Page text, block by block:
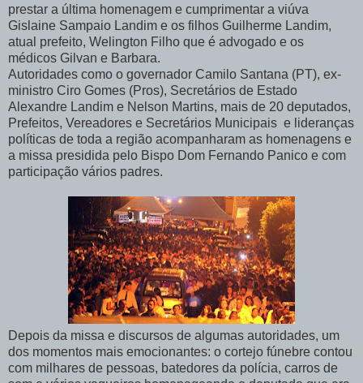
prestar a última homenagem e cumprimentar a viúva
Gislaine Sampaio Landim e os filhos Guilherme Landim,
atual prefeito, Welington Filho que é advogado e os
médicos Gilvan e Barbara.
Autoridades como o governador Camilo Santana (PT), ex-
ministro Ciro Gomes (Pros), Secretários de Estado
Alexandre Landim e Nelson Martins, mais de 20 deputados,
Prefeitos, Vereadores e Secretários Municipais e lideranças
políticas de toda a região acompanharam as homenagens e
a missa presidida pelo Bispo Dom Fernando Panico e com
participação vários padres.
Depois da missa e discursos de algumas autoridades, um
dos momentos mais emocionantes: o cortejo fúnebre contou
com milhares de pessoas, batedores da polícia, carros de